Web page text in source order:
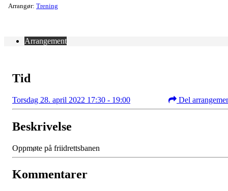
Arrangør: Trening
Arrangement
Tid
Torsdag 28. april 2022 17:30 - 19:00 Del
Beskrivelse
Oppmøte på friidrettsbanen
Kommentarer